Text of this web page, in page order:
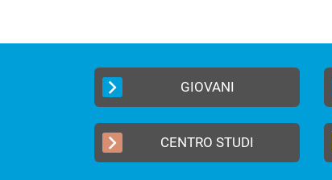
GIOVANI
CENTRO STUDI